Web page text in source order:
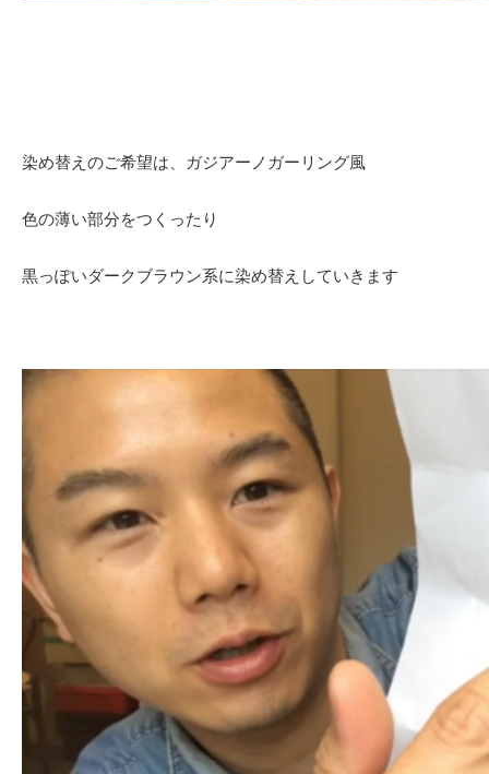
染め替えのご希望は、ガジアーノガーリング風
色の薄い部分をつくったり
黒っぽいダークブラウン系に染め替えしていきます